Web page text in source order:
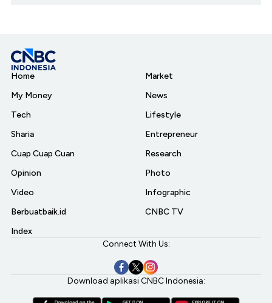
Home
My Money
Tech
Sharia
Cuap Cuap Cuan
Opinion
Video
Berbuatbaik.id
Index
Market
News
Lifestyle
Entrepreneur
Research
Photo
Infographic
CNBC TV
Connect With Us:
Download aplikasi CNBC Indonesia: